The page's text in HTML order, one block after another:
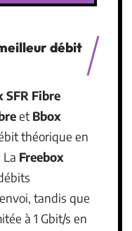
débit
SFR Fibre
et Bbox
théorique en
Freebox
tandis que
à 1 Gbit/s en